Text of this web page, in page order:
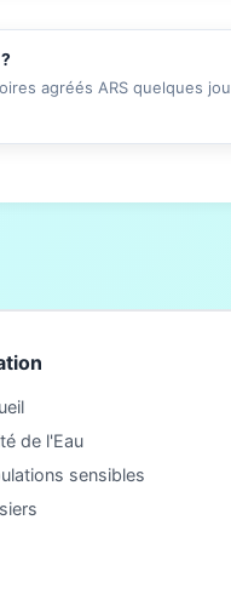
agréés ARS quelques
de l'Eau
sensibles